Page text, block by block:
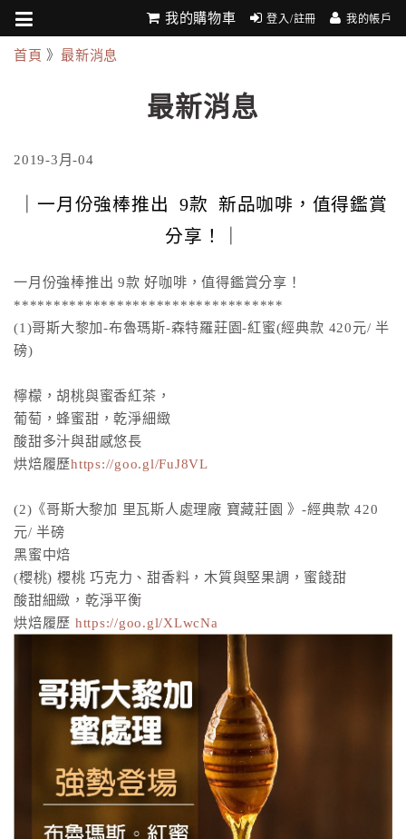
我的購物車 登入/註冊 我的帳戶
首頁 》 最新消息
最新消息
2019-3月-04
｜一月份強棒推出 9款 新品咖啡，值得鑑賞
分享！｜
一月份強棒推出 9款 好咖啡，值得鑑賞分享！
**********************************
(1)哥斯大黎加-布魯瑪斯-森特羅莊園-紅蜜(經典款 420元/ 半
磅)
檸檬，胡桃與蜜香紅茶，
葡萄，蜂蜜甜，乾淨細緻
酸甜多汁與甜感悠長
烘焙履歷https://goo.gl/FuJ8VL
(2)《哥斯大黎加 里瓦斯人處理廠 寶藏莊園 》-經典款 420
元/ 半磅
黑蜜中焙
(櫻桃) 櫻桃 巧克力、甜香料，木質與堅果調，蜜餞甜
酸甜細緻，乾淨平衡
烘焙履歷 https://goo.gl/XLwcNa